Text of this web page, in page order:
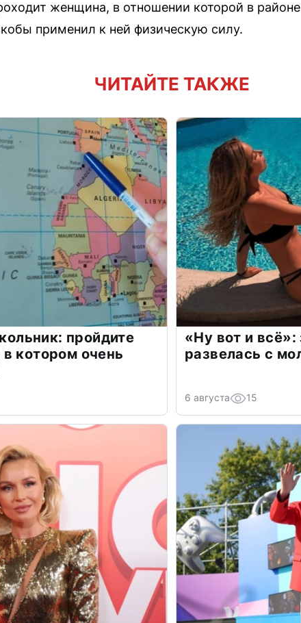
женщина, в отношении которой в
применил к ней физическую силу.
ЧИТАЙТЕ ТАКЖЕ
пройдите
котором очень
«Ну вот и
развелась с
6 августа 15